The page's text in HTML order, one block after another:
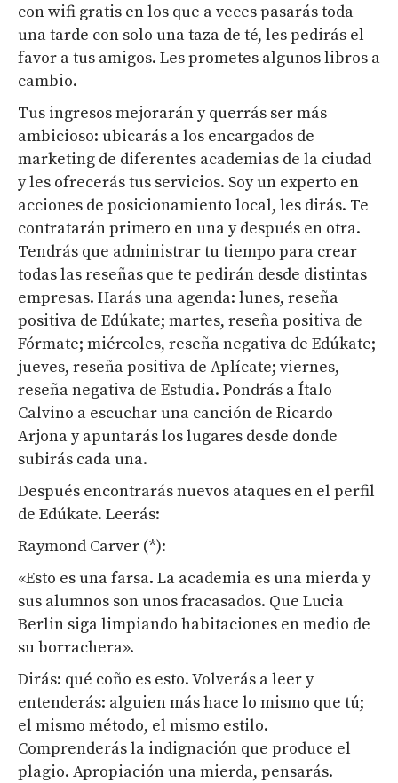
con wifi gratis en los que a veces pasarás toda
una tarde con solo una taza de té, les pedirás el
favor a tus amigos. Les prometes algunos libros a
cambio.
Tus ingresos mejorarán y querrás ser más
ambicioso: ubicarás a los encargados de
marketing de diferentes academias de la ciudad
y les ofrecerás tus servicios. Soy un experto en
acciones de posicionamiento local, les dirás. Te
contratarán primero en una y después en otra.
Tendrás que administrar tu tiempo para crear
todas las reseñas que te pedirán desde distintas
empresas. Harás una agenda: lunes, reseña
positiva de Edúkate; martes, reseña positiva de
Fórmate; miércoles, reseña negativa de Edúkate;
jueves, reseña positiva de Aplícate; viernes,
reseña negativa de Estudia. Pondrás a Ítalo
Calvino a escuchar una canción de Ricardo
Arjona y apuntarás los lugares desde donde
subirás cada una.
Después encontrarás nuevos ataques en el perfil
de Edúkate. Leerás:
Raymond Carver (*):
«Esto es una farsa. La academia es una mierda y
sus alumnos son unos fracasados. Que Lucia
Berlin siga limpiando habitaciones en medio de
su borrachera».
Dirás: qué coño es esto. Volverás a leer y
entenderás: alguien más hace lo mismo que tú;
el mismo método, el mismo estilo.
Comprenderás la indignación que produce el
plagio. Apropiación una mierda, pensarás.